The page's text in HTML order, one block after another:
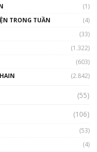
14: MemeCoin –
(1)
TRONG TUẦN
(4)
(33)
(1.322)
(603)
(2.842)
(55)
(106)
(53)
(4)